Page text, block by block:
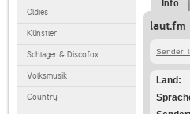
Oldies
Künstler
Schlager & Discofox
Volksmusik
Country
Info
laut.fm
Sender:
Land